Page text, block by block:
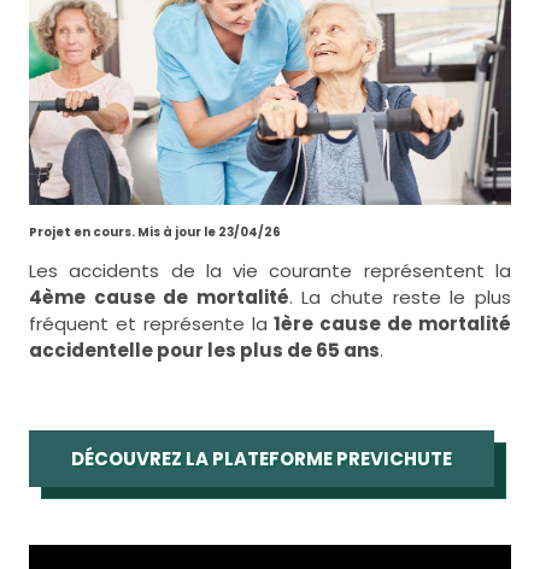
Projet en cours. Mis à jour le 23/04/26
Les accidents de la vie courante représentent la
4ème cause de mortalité. La chute reste le plus
fréquent et représente la1ère cause de mortalité
accidentelle pour les plus de 65 ans.
DÉCOUVREZ LA PLATEFORME PREVICHUTE